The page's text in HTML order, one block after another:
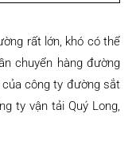
rất lớn, khó có thể
chuyển hàng đường
công ty đường sắt
ty vận tải Quý Long,